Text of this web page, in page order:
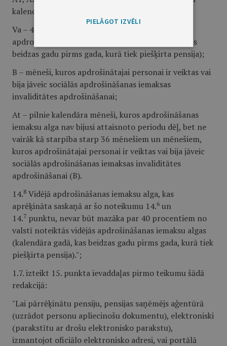
kalendāra mēnesī;
Va – 40 procenti no valstī noteiktās vidējās
apdrošināšanas iemaksu algas (kalendāra gadā, kas
beidzas gadu pirms gada, kurā tiek piešķirta pensija);
B – mēneši, kuros apdrošinātajai personai ir veiktas vai
bija jāveic sociālās apdrošināšanas iemaksas
invaliditātes apdrošināšanai;
At – pilnie kalendāra mēneši, kuros apdrošināšanas
iemaksu alga nav bijusi attaisnoto periodu dēļ, bet ne
vairāk kā starpība starp 36 mēnešiem un mēnešiem,
kuros apdrošinātajai personai ir veiktas vai bija jāveic
sociālās apdrošināšanas iemaksas invaliditātes
apdrošināšanai (B).
14.8 Vidējā apdrošināšanas iemaksu alga, kas
aprēķināta saskaņā ar šo noteikumu 14.6 un
14.7 punktu, nevar būt mazāka par 40 procentiem no
valstī noteiktās vidējās apdrošināšanas iemaksu algas
(kalendāra gadā, kas beidzas gadu pirms gada, kurā tiek
piešķirta pensija).";
1.7. izteikt 15. punkta ievaddaļas pirmo teikumu šādā
redakcijā:
"Lai pārrēķinātu pensiju, pensijas saņēmējs aģentūrā
(uzrādot personu apliecinošu dokumentu), elektroniski
(parakstītu ar drošu elektronisko parakstu),
izmantojot oficiālo elektronisko adresi, vai portālā
PIELĀGOT IZVĒLI